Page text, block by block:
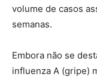
volume de casos
semanas.
Embora não se
influenza A (gripe)